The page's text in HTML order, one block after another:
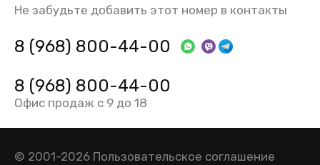
Не забудьте добавить этот номер в контакты
8 (968) 800-44-00
8 (968) 800-44-00
Офис продаж с 9 до 18
© 2001-2026 Пользовательское соглашение